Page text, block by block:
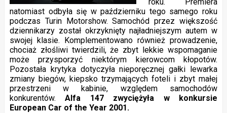
natomiast odbyła się w październiku tego samego roku
podczas Turin Motorshow. Samochód przez większość
dziennikarzy został okrzyknięty najładniejszym autem w
swojej klasie. Komplementowano również prowadzenie,
chociaż złośliwi twierdzili, że zbyt lekkie wspomaganie
może przysporzyć niektórym kierowcom kłopotów.
Pozostała krytyka dotyczyła nieporęcznej gałki lewarka
zmiany biegów, kiepsko trzymających foteli i zbyt małej
przestrzeni w kabinie, względem samochodów
konkurentów.Alfa 147 zwyciężyła w konkursie
European Car of the Year 2001.